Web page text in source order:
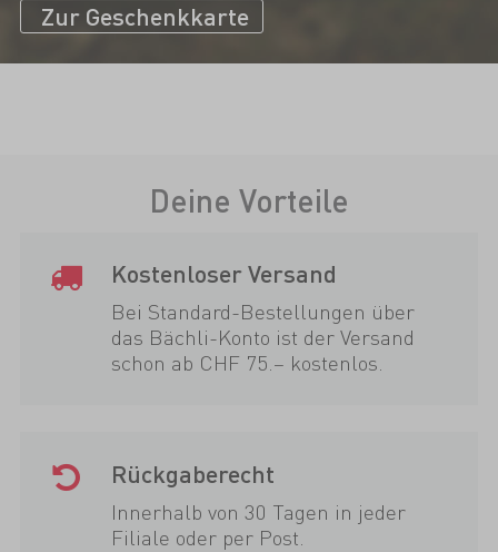
Zur Geschenkkarte
Deine Vorteile
Kostenloser Versand
Bei Standard-Bestellungen über
das Bächli-Konto ist der Versand
schon ab CHF 75.– kostenlos.
Rückgaberecht
Innerhalb von 30 Tagen in jeder
Filiale oder per Post.